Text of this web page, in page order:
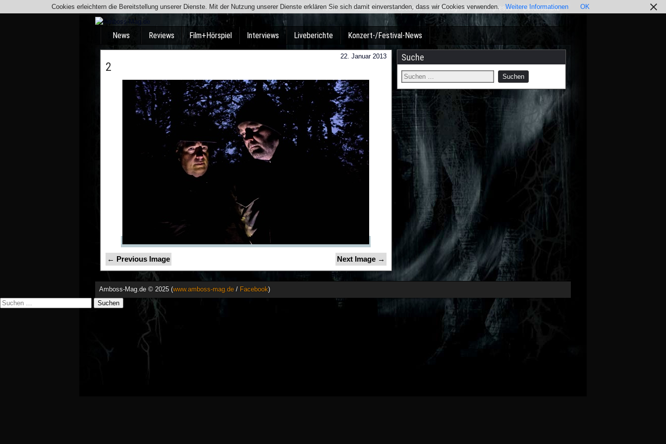
Team Kontakt Facebook Instagram Impressum / Datenschutz
News Reviews Film+Hörspiel Interviews Liveberichte Konzert-/Festival-News
22. Januar 2013
2
← Previous Image Next Image →
Suche
Amboss-Mag.de © 2025 (www.amboss-mag.de / Facebook)
Cookies erleichtern die Bereitstellung unserer Dienste. Mit der Nutzung unserer Dienste erklären Sie sich damit einverstanden, dass wir Cookies verwenden. Weitere Informationen OK